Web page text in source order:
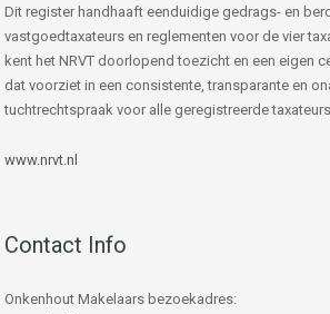
Dit register handhaaft eenduidige gedrags- en
vastgoedtaxateurs en reglementen voor de vier
kent het NRVT doorlopend toezicht en een eigen
dat voorziet in een consistente, transparante en
tuchtrechtspraak voor alle geregistreerde
www.nrvt.nl
Contact Info
Onkenhout Makelaars bezoekadres: